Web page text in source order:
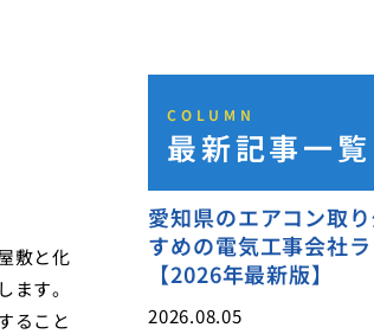
敷と化
す。
ること
COLUMN
最新記事一覧
愛知県のエアコン取
すめの電気工事会社
【2026年最新版】
2026.08.05